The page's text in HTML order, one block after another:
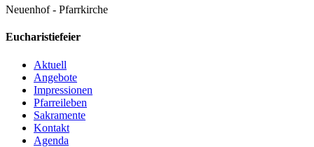
Neuenhof - Pfarrkirche
Eucharistiefeier
Aktuell
Angebote
Impressionen
Pfarreileben
Sakramente
Kontakt
Agenda